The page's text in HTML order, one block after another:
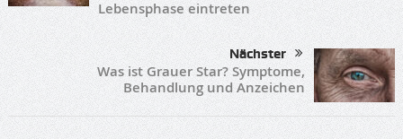
Lebensphase eintreten
Nächster
Was ist Grauer Star? Symptome,
Behandlung und Anzeichen